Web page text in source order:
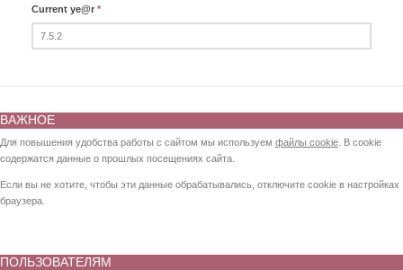
Current ye@r *
ВАЖНОЕ
Для повышения удобства работы с сайтом мы используем файлы cookie . В cookie
содержатся данные о прошлых посещениях сайта.
Если вы не хотите, чтобы эти данные обрабатывались, отключите cookie в настройках
браузера.
ПОЛЬЗОВАТЕЛЯМ